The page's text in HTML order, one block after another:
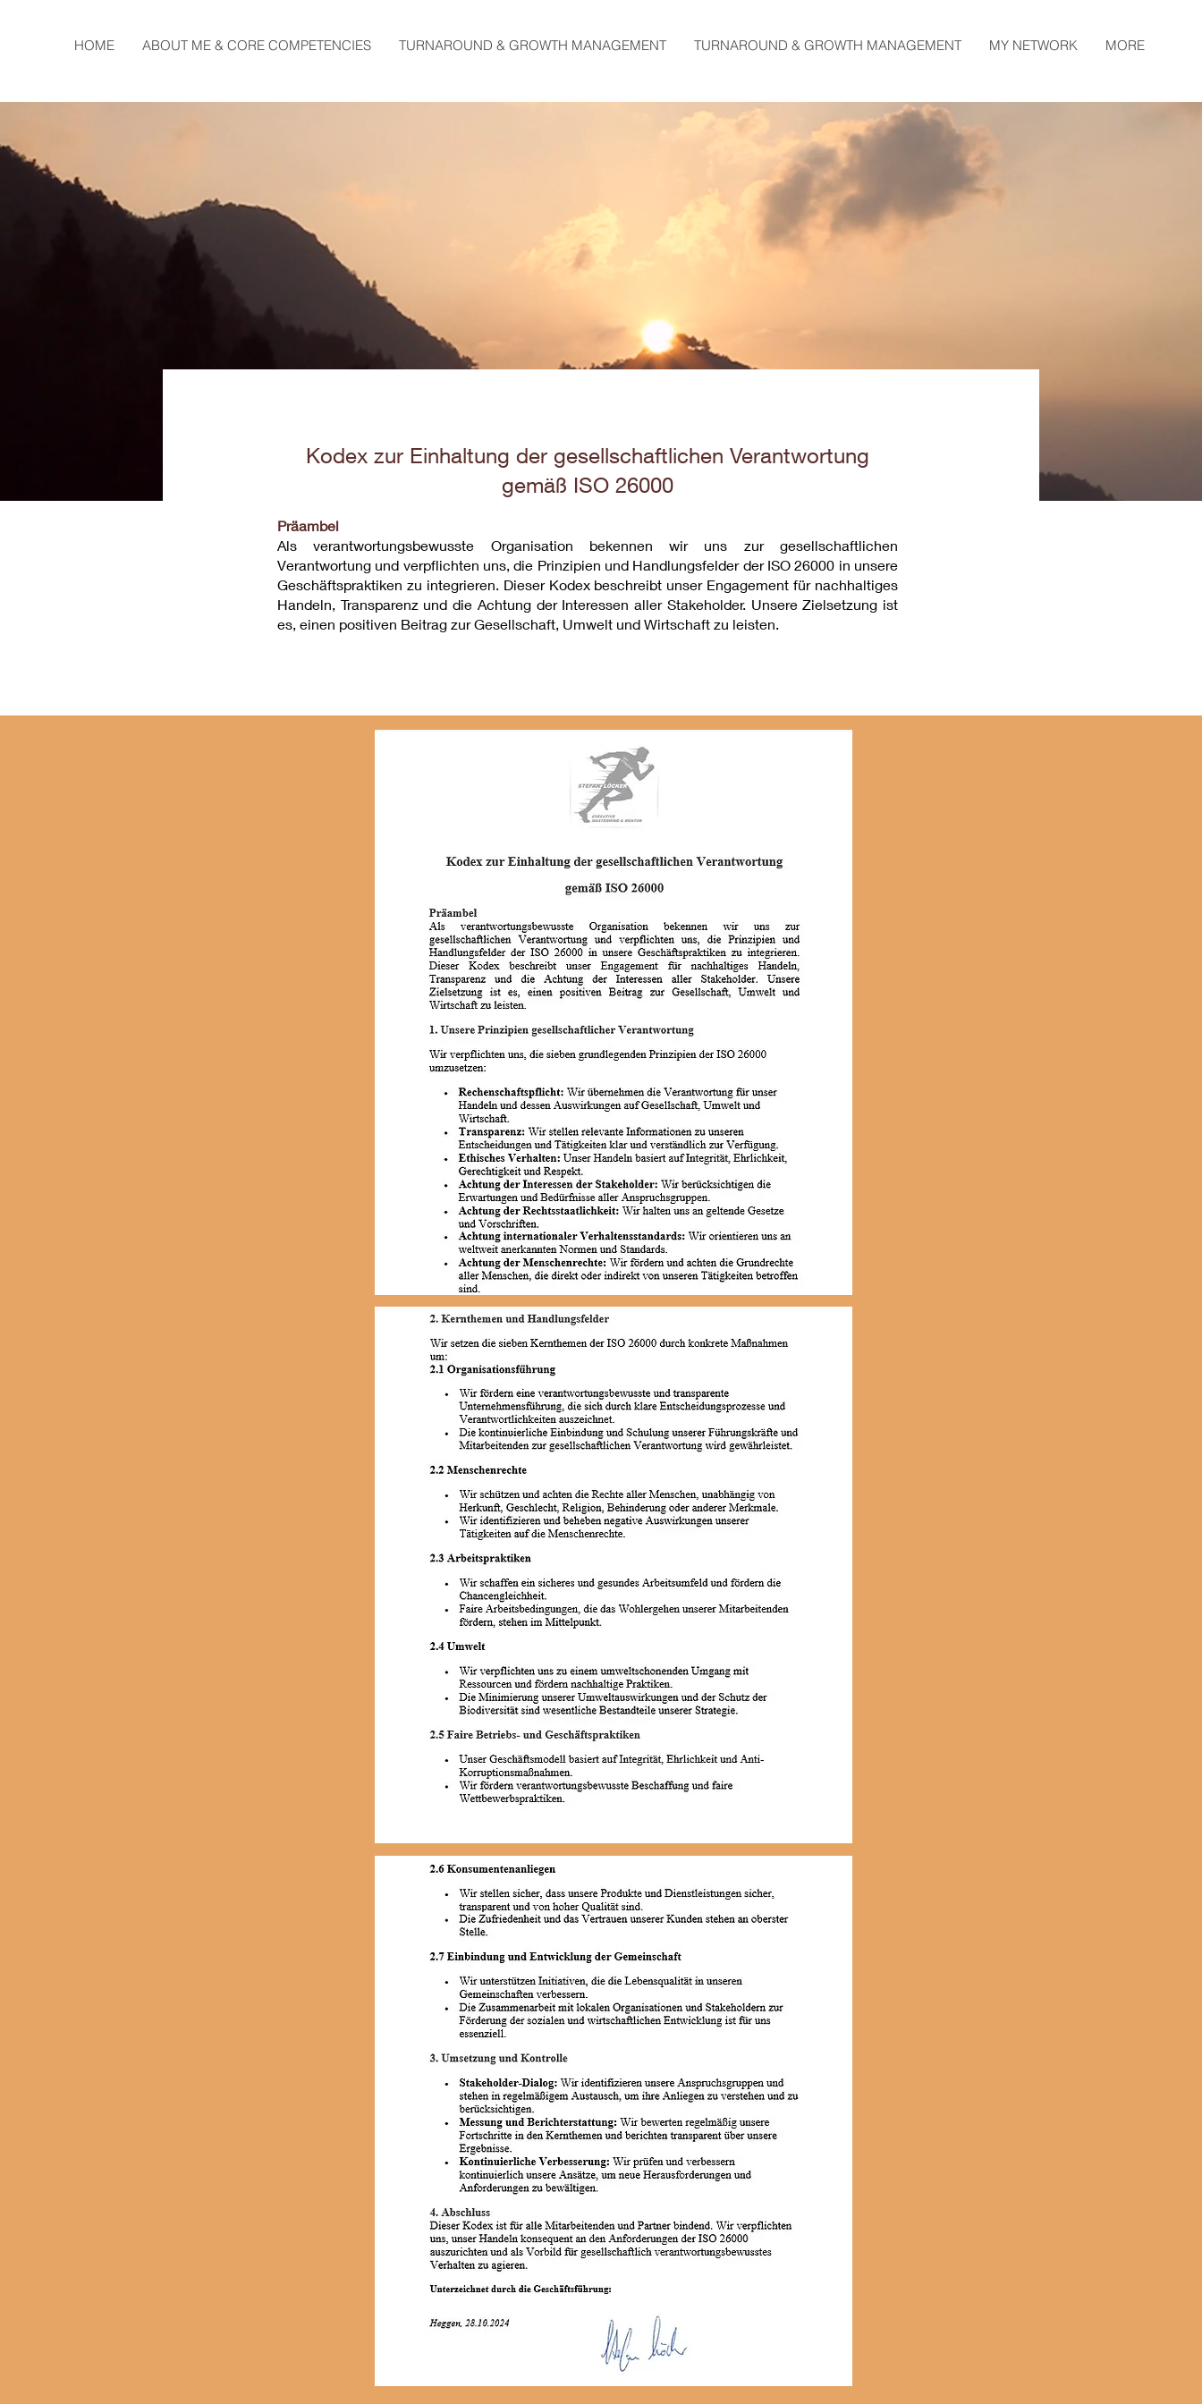
HOME ABOUT ME & CORE COMPETENCIES TURNAROUND & GROWTH MANAGEMENT TURNAROUND & GROWTH MANAGEMENT MY NETWORK MORE
Kodex zur Einhaltung der gesellschaftlichen Verantwortung
gemäß ISO 26000
Präambel
Als verantwortungsbewusste Organisation bekennen wir uns zur gesellschaftlichen
Verantwortung und verpflichten uns, die Prinzipien und Handlungsfelder der ISO 26000 in unsere
Geschäftspraktiken zu integrieren. Dieser Kodex beschreibt unser Engagement für nachhaltiges
Handeln, Transparenz und die Achtung der Interessen aller Stakeholder. Unsere Zielsetzung ist
es, einen positiven Beitrag zur Gesellschaft, Umwelt und Wirtschaft zu leisten.